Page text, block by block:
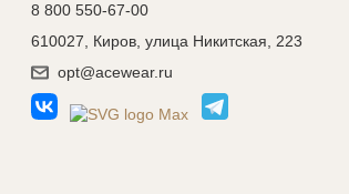
8 800 550-67-00
610027, Киров, улица Никитская, 223
opt@acewear.ru